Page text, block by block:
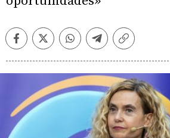
FacebookTwitterWhatsappTelegramCopiar